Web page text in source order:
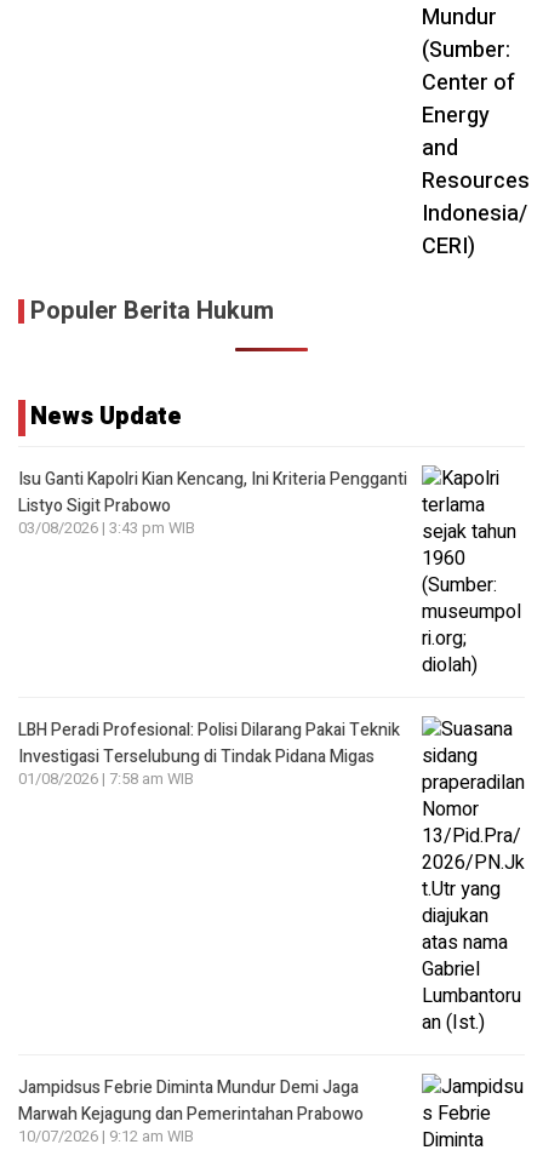
Populer Berita Hukum
News Update
Isu Ganti Kapolri Kian Kencang, Ini Kriteria Pengganti
Listyo Sigit Prabowo
03/08/2026 | 3:43 pm WIB
LBH Peradi Profesional: Polisi Dilarang Pakai Teknik
Investigasi Terselubung di Tindak Pidana Migas
01/08/2026 | 7:58 am WIB
Jampidsus Febrie Diminta Mundur Demi Jaga
Marwah Kejagung dan Pemerintahan Prabowo
10/07/2026 | 9:12 am WIB